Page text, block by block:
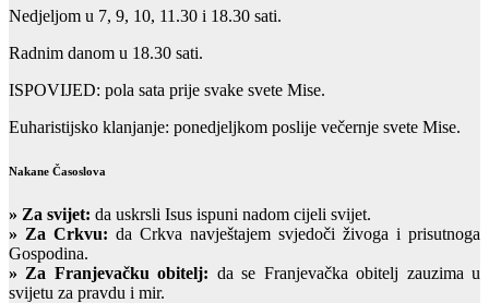
Nedjeljom u 7, 9, 10, 11.30 i 18.30 sati.
Radnim danom u 18.30 sati.
ISPOVIJED: pola sata prije svake svete Mise.
Euharistijsko klanjanje: ponedjeljkom poslije večernje svete Mise.
Nakane Časoslova
» Za svijet: da uskrsli Isus ispuni nadom cijeli svijet.
» Za Crkvu: da Crkva navještajem svjedoči živoga i prisutnoga
Gospodina.
» Za Franjevačku obitelj: da se Franjevačka obitelj zauzima u
svijetu za pravdu i mir.